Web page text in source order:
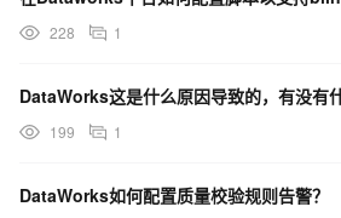
228 1
DataWorks这是什么原因导致的，有没有
199 1
DataWorks如何配置质量校验规则告警？